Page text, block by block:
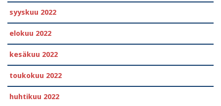
syyskuu 2022
elokuu 2022
kesäkuu 2022
toukokuu 2022
huhtikuu 2022